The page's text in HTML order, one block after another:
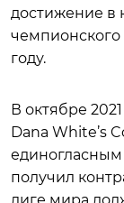
достижение в
чемпионского
году.
В октябре
Dana White’s
получил